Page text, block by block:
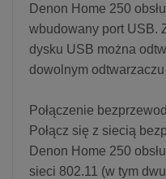
Denon Home 250
wbudowany port USB.
dysku USB można
dowolnym
Połączenie
Połącz się z siecią
Denon Home 250
sieci 802.11 (w tym